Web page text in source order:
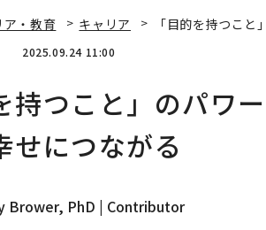
ア・教育 キャリア 「目的を持つこ
2025.09.24 11:00
持つこと」のパ
せにつながる
Brower, PhD | Contributor